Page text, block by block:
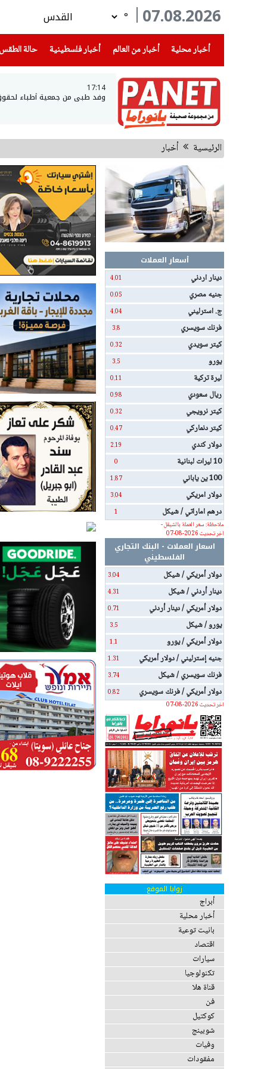
07.08.2026
°
أخبار محلية
(current) أخبار من العالم أخبار فلسطينية(current) حالة الطقس
17:14
وفد طبي من جمعية أطباء لحقوق
الرئيسية أخبار
أسعار العملات
دينار اردني
4.01
جنيه مصري 0.05
ج. استرليني 4.04
فرنك سويسري 3.8
كيتر سويدي 0.32
يورو 3.5
ليرة تركية 0.11
ريال سعودي 0.98
كيتر نرويجي 0.32
كيتر دنماركي 0.47
دولار كندي 2.19
10 ليرات لبنانية 0
100 ين ياباني 1.87
دولار امريكي 3.04
درهم اماراتي / شيكل
1
ملاحظة: سعر العملة بالشيقل -
اخر تحديث 2026-08-07
اسعار العملات - البنك التجاري
الفلسطيني
دولار أمريكي / شيكل
3.04
دينار أردني / شيكل 4.31
دولار أمريكي / دينار أردني 0.71
يورو / شيكل 3.5
دولار أمريكي / يورو 1.1
جنيه إسترليني / دولار أمريكي 1.31
فرنك سويسري / شيكل 3.74
دولار أمريكي / فرنك سويسري
0.82
اخر تحديث 2026-08-07
زوايا الموقع
أبراج
أخبار محلية
بانيت توعية
اقتصاد
سيارات
تكنولوجيا
قناة هلا
فن
كوكتيل
شوبينج
وفيات
مفقودات